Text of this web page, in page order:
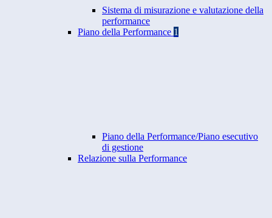
Sistema di misurazione e valutazione della
performance
Piano della Performance 1
Piano della Performance/Piano esecutivo
di gestione
Relazione sulla Performance